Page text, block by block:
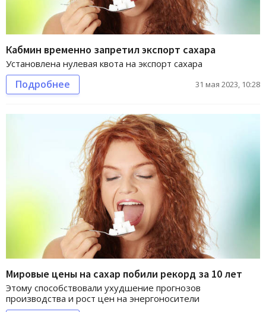
Кабмин временно запретил экспорт сахара
Установлена нулевая квота на экспорт сахара
Подробнее 31 мая 2023, 10:28
Мировые цены на сахар побили рекорд за 10 лет
Этому способствовали ухудшение прогнозов
производства и рост цен на энергоносители